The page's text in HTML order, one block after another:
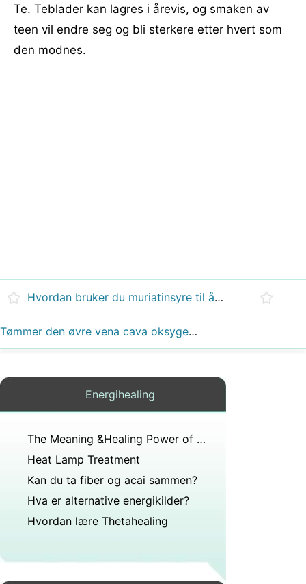
Te. Teblader kan lagres i årevis, og smaken av
teen vil endre seg og bli sterkere etter hvert som
den modnes.
Hvordan bruker du muriatinsyre til å rense glassfiber?
Tømmer den øvre vena cava oksygenert eller deoksygenert blod inn i høyre artrium?
Energihealing
The Meaning &Healing Power of Onyx Stone
Heat Lamp Treatment
Kan du ta fiber og acai sammen?
Hva er alternative energikilder?
Hvordan lære Thetahealing